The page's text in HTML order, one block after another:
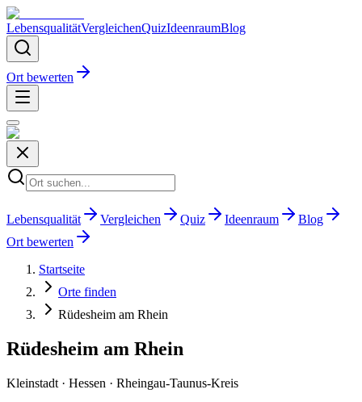
LebensqualitätVergleichenQuizIdeenraumBlog
Ort bewerten
Lebensqualität Vergleichen Quiz Ideenraum
Blog
Ort bewerten
Startseite
Orte finden
Rüdesheim am Rhein
Rüdesheim am Rhein
Kleinstadt · Hessen · Rheingau-Taunus-Kreis